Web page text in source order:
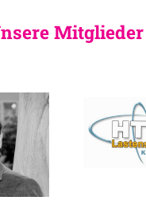
Mitglieder